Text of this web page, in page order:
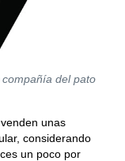
del pato
unas
considerando
un poco por